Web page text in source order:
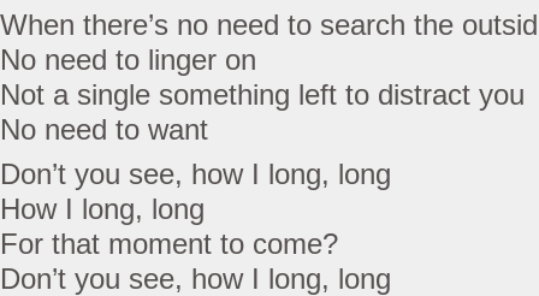
When there’s no need to search the
No need to linger on
Not a single something left to distract you
No need to want
Don’t you see, how I long, long
How I long, long
For that moment to come?
Don’t you see, how I long, long